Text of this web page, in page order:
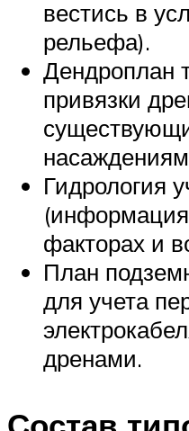
вестись в
рельефа).
Дендроплан
привязки
Гидрология
(информация
факторах и
План
для учета
дренами.